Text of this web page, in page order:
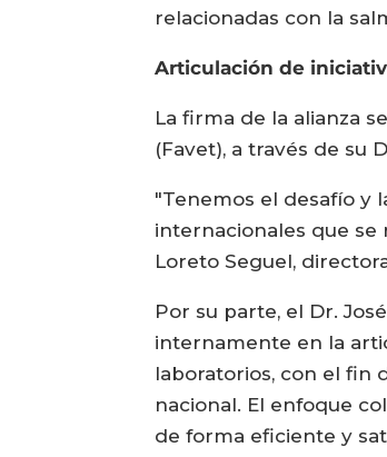
relacionadas con la
Articulación de
La firma de la alianza
(Favet), a través de su
"Tenemos el desafío y
internacionales que se
Loreto Seguel,
Por su parte, el Dr.
internamente en la
laboratorios, con el fin
nacional. El enfoque
de forma eficiente y